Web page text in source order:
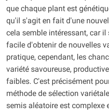
que chaque plant est
qu'il s'agit en fait d'une
cela semble intéressant, car
facile d'obtenir de nouvelles
pratique, cependant, les
variété savoureuse,
faibles. C'est précisément
méthode de sélection
semis aléatoire est complexe